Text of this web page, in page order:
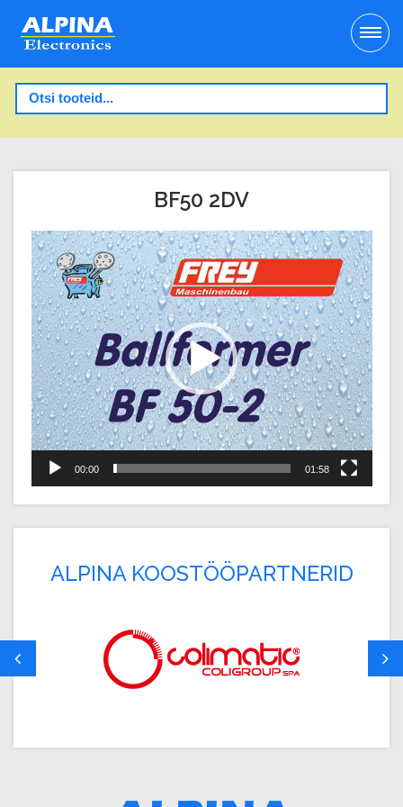
BF50 2DV
Video
Player
00:00 01:58
ALPINA KOOSTÖÖPARTNERID